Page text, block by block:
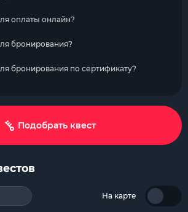
оплаты онлайн?
бронирования?
бронирования по сертификату?
Подобрать квест
На карте